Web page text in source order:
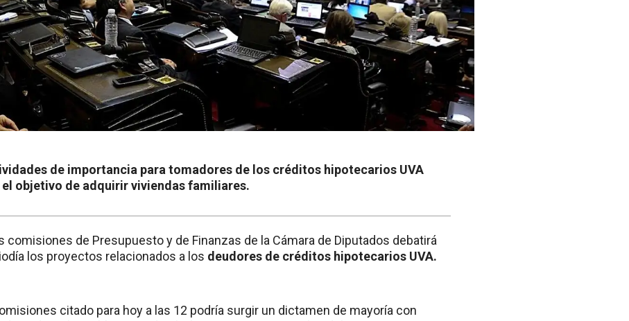
de importancia para tomadores de los créditos hipotecarios UVA
el objetivo de adquirir viviendas familiares.
comisiones de Presupuesto y de Finanzas de la Cámara de Diputados debatirá
los proyectos relacionados a los deudores de créditos hipotecarios UVA.
citado para hoy a las 12 podría surgir un dictamen de mayoría con